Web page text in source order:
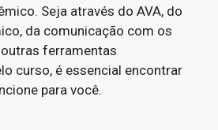
Seja através do AVA, do
da comunicação com os
ferramentas
curso, é essencial encontrar
para você.